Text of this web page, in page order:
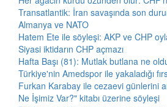
Transatlantik: İran savaşında son
Almanya ve NATO
Hatem Ete ile söyleşi: AKP ve CHP
Siyasi iktidarın CHP açmazı
Hafta Başı (81): Mutlak butlana ne
Türkiye'nin Amedspor ile yakaladığı
Furkan Karabay ile cezaevi günlerini
Ne İşimiz Var?" kitabı üzerine söyleşi